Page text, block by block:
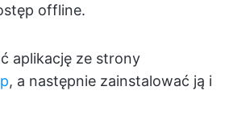
offline.
aplikację ze strony
, a następnie zainstalować ją i